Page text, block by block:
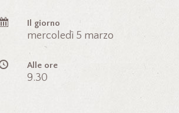
Il giorno
mercoledì 5 marzo
Alle ore
9.30